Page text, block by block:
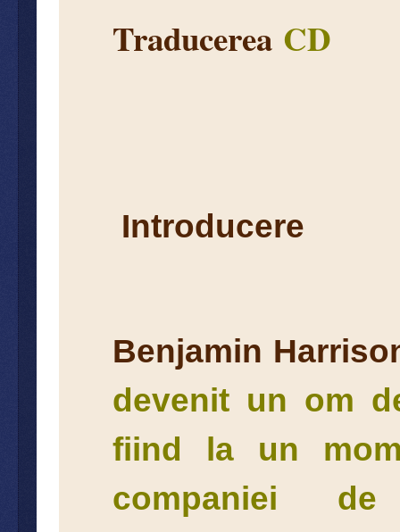
Traducerea CD
Introducere
Benjamin
devenit un om
fiind la un
companiei